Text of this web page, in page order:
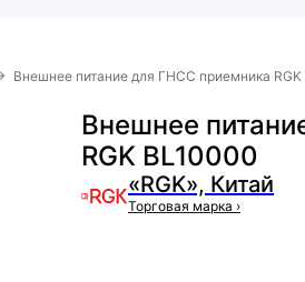
Внешнее питание для ГНСС приемника RGK
Внешнее
RGK BL10000
«RGK», Китай
Торговая марка ›